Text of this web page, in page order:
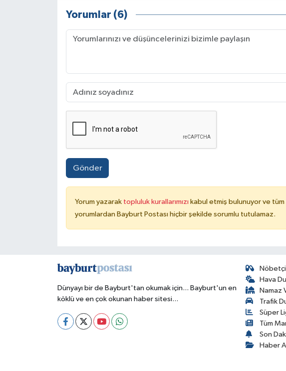
Yorumlar (6)
Gönder
Yorum yazarak topluluk kurallarımızı kabul etmiş bulunuyor ve
yorumlardan Bayburt Postası hiçbir şekilde sorumlu tutulamaz.
Dünyayı bir de Bayburt'tan okumak için... Bayburt'un en
köklü ve en çok okunan haber sitesi...
Hava
Namaz
Trafik
Süper
Tüm
Son
Haber